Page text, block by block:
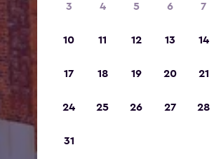
3 4 5 6 7
10 11 12 13 14
17 18 19 20 21
24 25 26 27 28
31